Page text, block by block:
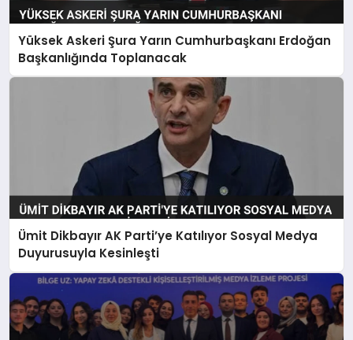
Yüksek Askeri Şura Yarın Cumhurbaşkanı Erdoğan
Başkanlığında Toplanacak
Ümit Dikbayır AK Parti’ye Katılıyor Sosyal Medya
Duyurusuyla Kesinleşti